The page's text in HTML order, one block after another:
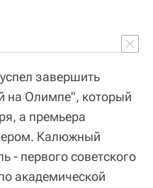
завершить
на Олимпе", который
а премьера
Калюжный
- первого советского
академической